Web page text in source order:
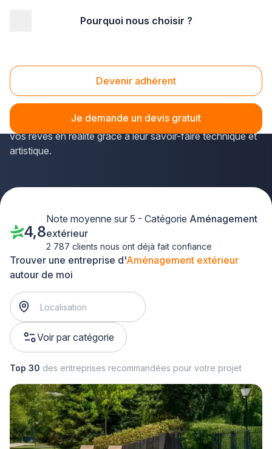
Pourquoi nous choisir ?
Devenir adhérent
Je demande un devis gratuit
Aménagement Extérieur
Créer un jardin paysager unique ou rénover votre terrasse
demande expertise et vision créative. Les entreprises
spécialisées enaménagement extérieurtransforment
vos rêves en réalité grâce à leur savoir-faire technique et
artistique.
Trouver une entreprise d'Aménagement extérieur
autour de moi
Voir par catégorie
4,8
Note moyenne sur 5 - Catégorie Aménagement
extérieur
2 787 clients nous ont déjà fait confiance
Top 30 des entreprises recommandées pour votre projet